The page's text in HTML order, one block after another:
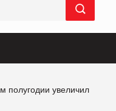
полугодии увеличил